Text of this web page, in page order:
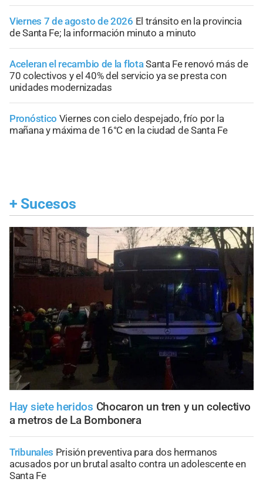
Viernes 7 de agosto de 2026 El tránsito en la provincia
de Santa Fe; la información minuto a minuto
Aceleran el recambio de la flotaSanta Fe renovó más de
70 colectivos y el 40% del servicio ya se presta con
unidades modernizadas
Pronóstico Viernes con cielo despejado, frío por la
mañana y máxima de 16°C en la ciudad de Santa Fe
+ Sucesos
Hay siete heridos Chocaron un tren y un colectivo
a metros de La Bombonera
Tribunales Prisión preventiva para dos hermanos
acusados por un brutal asalto contra un adolescente en
Santa Fe